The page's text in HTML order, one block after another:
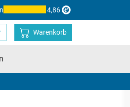
4,86
Warenkorb